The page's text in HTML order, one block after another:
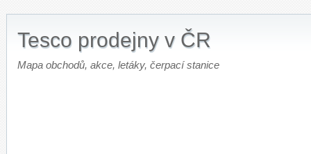
Tesco prodejny v ČR
Mapa obchodů, akce, letáky, čerpací stanice